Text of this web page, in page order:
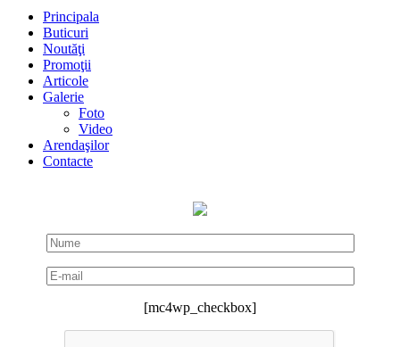
Principala
Buticuri
Noutăţi
Promoţii
Articole
Galerie
Foto
Video
Arendaşilor
Contacte
[mc4wp_checkbox]